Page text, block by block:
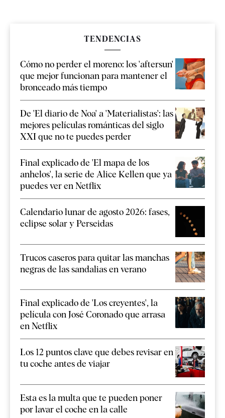
TENDENCIAS
Cómo no perder el moreno: los 'aftersun'
que mejor funcionan para mantener el
bronceado más tiempo
De 'El diario de Noa' a 'Materialistas': las
mejores películas románticas del siglo
XXI que no te puedes perder
Final explicado de 'El mapa de los
anhelos', la serie de Alice Kellen que ya
puedes ver en Netflix
Calendario lunar de agosto 2026: fases,
eclipse solar y Perseidas
Trucos caseros para quitar las manchas
negras de las sandalias en verano
Final explicado de 'Los creyentes', la
película con José Coronado que arrasa
en Netflix
Los 12 puntos clave que debes revisar en
tu coche antes de viajar
Esta es la multa que te pueden poner
por lavar el coche en la calle